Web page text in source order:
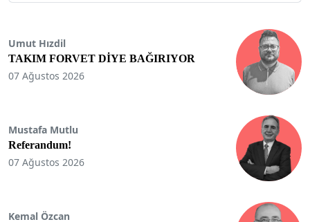
Umut Hızdil
TAKIM FORVET DİYE BAĞIRIYOR
07 Ağustos 2026
Mustafa Mutlu
Referandum!
07 Ağustos 2026
Kemal Özcan